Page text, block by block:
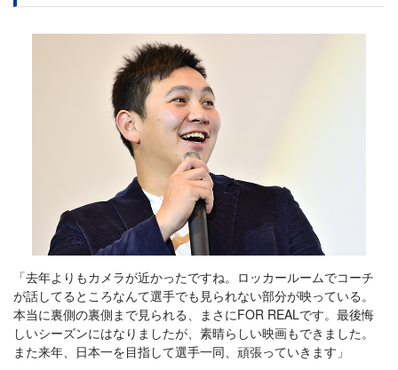
「去年よりもカメラが近かったですね。ロッカールームでコーチ
が話してるところなんて選手でも見られない部分が映っている。
本当に裏側の裏側まで見られる、まさにFOR REALです。最後悔
しいシーズンにはなりましたが、素晴らしい映画もできました。
また来年、日本一を目指して選手一同、頑張っていきます」